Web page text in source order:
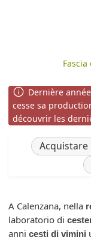
Dernière
cesse sa
découvrir les
Acquistare
A Calenzana, nella
laboratorio di
annicesti di vimini